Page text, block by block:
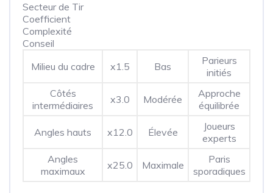
Secteur de Tir
Coefficient
Complexité
Conseil
Milieu du cadre
x1.5 Bas
Parieurs
initiés
Côtés
intermédiaires
x3.0 Modérée
Approche
équilibrée
Angles hauts x12.0 Élevée
Joueurs
experts
Angles
maximaux
x25.0 Maximale
Paris
sporadiques